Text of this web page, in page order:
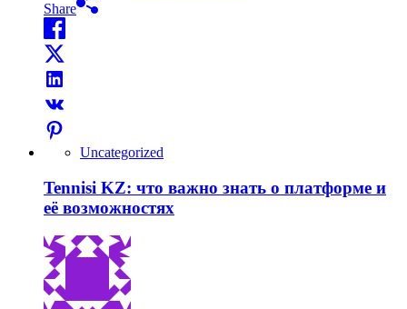
Share
Uncategorized
Tennisi KZ: что важно знать о платформе и
её возможностях